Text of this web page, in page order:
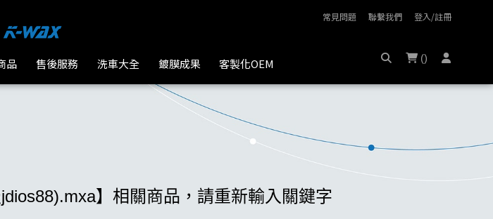
常見問題 聯繫我們 登入/註冊
()
品 售後服務 洗車大全 鍍膜成果 客製化OEM
】相關商品，請重新輸入關鍵字